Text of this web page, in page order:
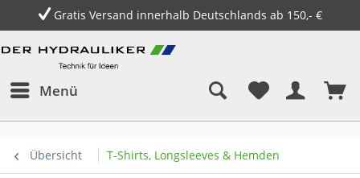
Gratis Versand innerhalb Deutschlands ab 150,- €
Menü
Übersicht T-Shirts, Longsleeves & Hemden